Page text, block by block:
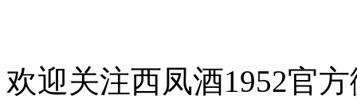
欢迎关注西凤酒1952官